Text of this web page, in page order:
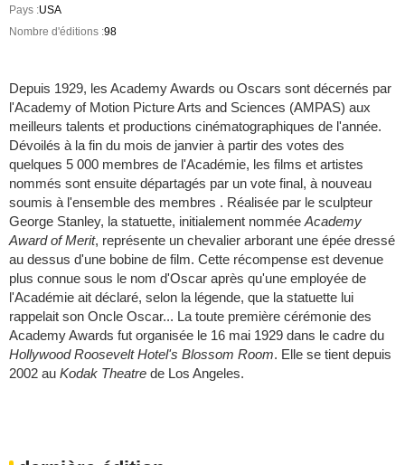
Pays :USA
Nombre d'éditions :98
Depuis 1929, les Academy Awards ou Oscars sont décernés par
l'Academy of Motion Picture Arts and Sciences (AMPAS) aux
meilleurs talents et productions cinématographiques de l'année.
Dévoilés à la fin du mois de janvier à partir des votes des
quelques 5 000 membres de l'Académie, les films et artistes
nommés sont ensuite départagés par un vote final, à nouveau
soumis à l'ensemble des membres . Réalisée par le sculpteur
George Stanley, la statuette, initialement nommée Academy
Award of Merit, représente un chevalier arborant une épée dressé
au dessus d'une bobine de film. Cette récompense est devenue
plus connue sous le nom d'Oscar après qu'une employée de
l'Académie ait déclaré, selon la légende, que la statuette lui
rappelait son Oncle Oscar... La toute première cérémonie des
Academy Awards fut organisée le 16 mai 1929 dans le cadre du
Hollywood Roosevelt Hotel's Blossom Room. Elle se tient depuis
2002 au Kodak Theatre de Los Angeles.